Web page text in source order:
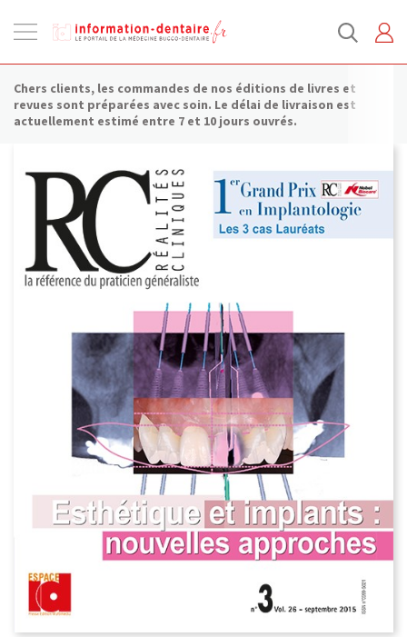
la
Chers clients, les commandes de nos éditions de livres et
revues sont préparées avec soin. Le délai de livraison est
actuellement estimé entre 7 et 10 jours ouvrés.